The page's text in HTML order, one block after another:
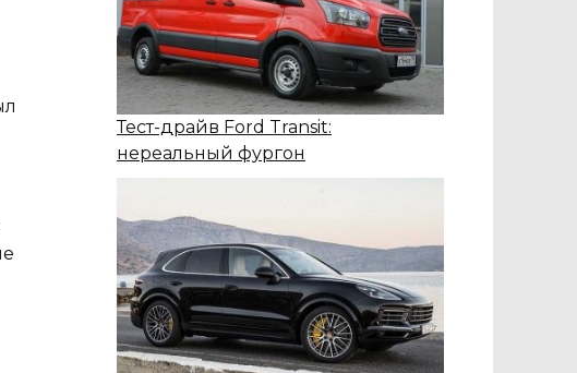
Тест-драйв Ford Transit:
нереальный фургон